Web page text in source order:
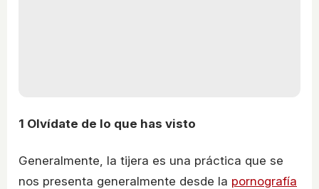
1 Olvídate de lo que has visto
Generalmente, la tijera es una práctica que se
nos presenta generalmente desde la pornografía